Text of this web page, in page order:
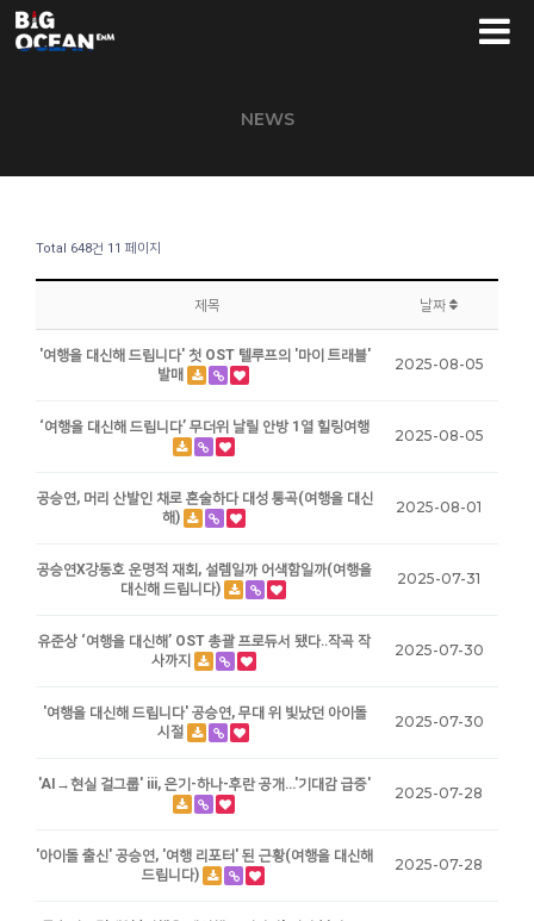
NEWS
Total 648건 11 페이지
제목 날짜
'여행을 대신해 드립니다' 첫 OST 텔루프의 '마이 트래블'
발매
2025-08-05
‘여행을 대신해 드립니다’ 무더위 날릴 안방 1열 힐링여행 2025-08-05
공승연, 머리 산발인 채로 혼술하다 대성 통곡(여행을 대신
해)
2025-08-01
공승연X강동호 운명적 재회, 설렘일까 어색함일까(여행을
대신해 드립니다)
2025-07-31
유준상 ‘여행을 대신해’ OST 총괄 프로듀서 됐다‥작곡 작
사까지
2025-07-30
'여행을 대신해 드립니다' 공승연, 무대 위 빛났던 아이돌
시절
2025-07-30
'AI→현실 걸그룹' iii, 은기-하나-후란 공개…'기대감 급증' 2025-07-28
'아이돌 출신' 공승연, '여행 리포터' 된 근황(여행을 대신해
드립니다)
2025-07-28